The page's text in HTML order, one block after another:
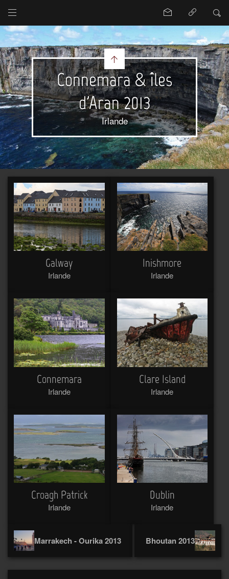
Connemara & îles
d'Aran 2013
Irlande
Galway
Irlande
Inishmore
Irlande
Connemara
Irlande
Clare Island
Irlande
Croagh Patrick
Irlande
Dublin
Irlande
Marrakech - Ourika 2013 Bhoutan 2013